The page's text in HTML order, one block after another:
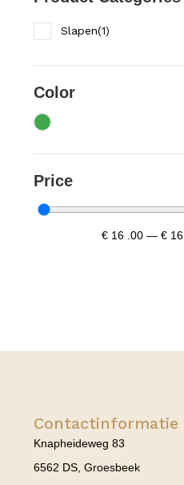
Slapen(1)
Color
Price
€ 16 .00 —€ 16
Contactinformatie
Knapheideweg 83
6562 DS, Groesbeek